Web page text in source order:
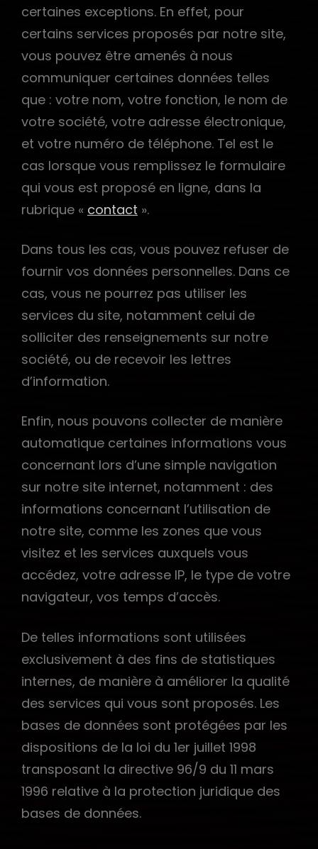
certaines exceptions. En effet, pour
certains services proposés par notre site,
vous pouvez être amenés à nous
communiquer certaines données telles
que : votre nom, votre fonction, le nom de
votre société, votre adresse électronique,
et votre numéro de téléphone. Tel est le
cas lorsque vous remplissez le formulaire
qui vous est proposé en ligne, dans la
rubrique « contact ».
Dans tous les cas, vous pouvez refuser de
fournir vos données personnelles. Dans ce
cas, vous ne pourrez pas utiliser les
services du site, notamment celui de
solliciter des renseignements sur notre
société, ou de recevoir les lettres
d’information.
Enfin, nous pouvons collecter de manière
automatique certaines informations vous
concernant lors d’une simple navigation
sur notre site internet, notamment : des
informations concernant l’utilisation de
notre site, comme les zones que vous
visitez et les services auxquels vous
accédez, votre adresse IP, le type de votre
navigateur, vos temps d’accès.
De telles informations sont utilisées
exclusivement à des fins de statistiques
internes, de manière à améliorer la qualité
des services qui vous sont proposés. Les
bases de données sont protégées par les
dispositions de la loi du 1er juillet 1998
transposant la directive 96/9 du 11 mars
1996 relative à la protection juridique des
bases de données.